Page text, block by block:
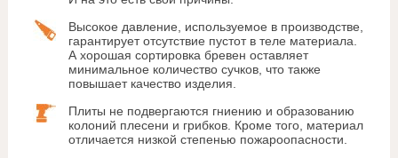
Высокое давление, используемое в производстве,
гарантирует отсутствие пустот в теле материала.
А хорошая сортировка бревен оставляет
минимальное количество сучков, что также
повышает качество изделия.
Плиты не подвергаются гниению и образованию
колоний плесени и грибков. Кроме того, материал
отличается низкой степенью пожароопасности.